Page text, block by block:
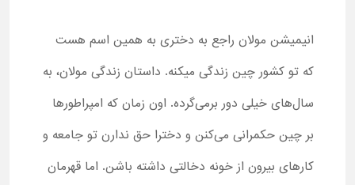
انیمیشن مولان راجع به دختری به همین اسم هست
که تو کشور چین زندگی میکنه. داستان زندگی مولان، به
سال‌های خیلی دور برمی‌گرده. اون زمان که امپراطورها
بر چین حکمرانی می‌کنن و دخترا حق ندارن تو جامعه و
کارهای بیرون از خونه دخالتی داشته باشن. اما قهرمان